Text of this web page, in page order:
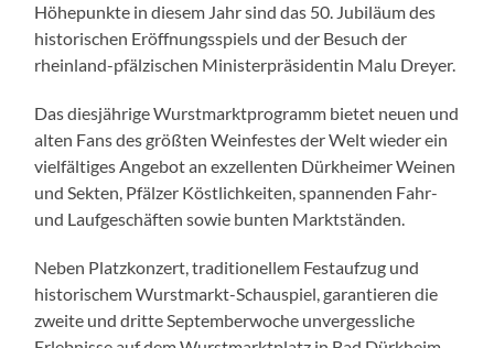
Höhepunkte in diesem Jahr sind das 50. Jubiläum des
historischen Eröffnungsspiels und der Besuch der
rheinland-pfälzischen Ministerpräsidentin Malu Dreyer.
Das diesjährige Wurstmarktprogramm bietet neuen und
alten Fans des größten Weinfestes der Welt wieder ein
vielfältiges Angebot an exzellenten Dürkheimer Weinen
und Sekten, Pfälzer Köstlichkeiten, spannenden Fahr-
und Laufgeschäften sowie bunten Marktständen.
Neben Platzkonzert, traditionellem Festaufzug und
historischem Wurstmarkt-Schauspiel, garantieren die
zweite und dritte Septemberwoche unvergessliche